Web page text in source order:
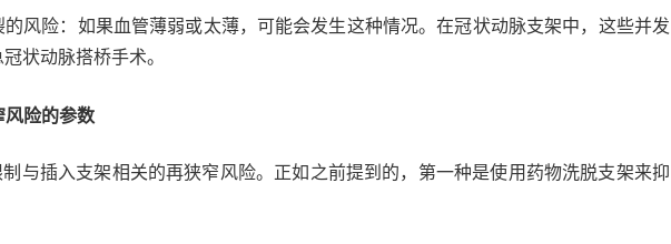
风险：如果血管薄弱或太薄，可能会发生这种情况。在冠状动脉支架中，这些并发
状动脉搭桥手术。
风险的参数
与插入支架相关的再狭窄风险。正如之前提到的，第一种是使用药物洗脱支架来抑